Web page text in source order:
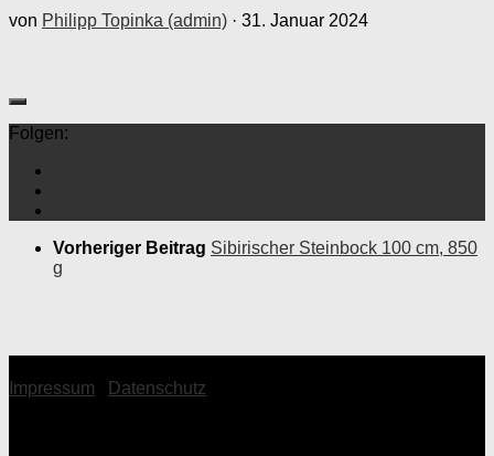
von Philipp Topinka (admin) · 31. Januar 2024
Folgen:
Vorheriger Beitrag Sibirischer Steinbock 100 cm, 850
g
Impressum Datenschutz